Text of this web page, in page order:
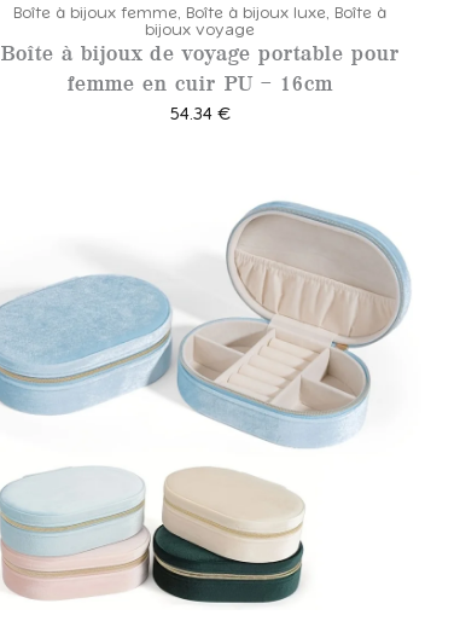
Boîte à bijoux femme, Boîte à bijoux luxe, Boîte à
bijoux voyage
Boîte à bijoux de voyage portable pour
femme en cuir PU – 16cm
54.34 €